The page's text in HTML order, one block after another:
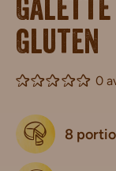
Galette
Gluten
0
8